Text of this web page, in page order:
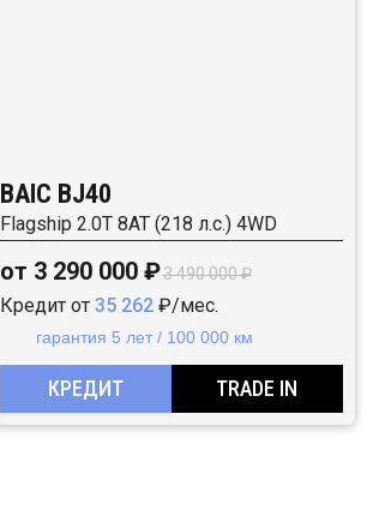
BAIC BJ40
Flagship 2.0T 8AT (218 л.с.) 4WD
от 3 290 000 ₽3 490 000 ₽
Кредит от 35 262₽/мес.
гарантия 5 лет / 100 000 км
КРЕДИТ TRADE IN